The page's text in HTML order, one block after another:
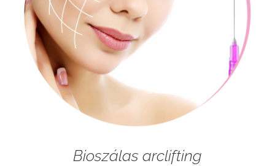
Bioszálas arclifting